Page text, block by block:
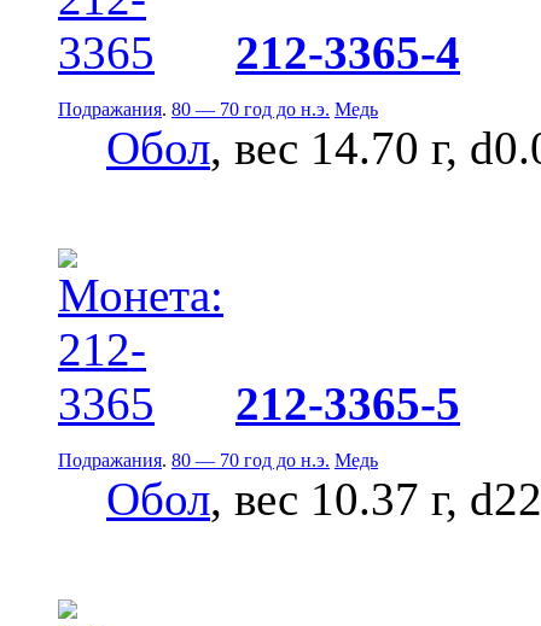
212-3365-4
Подражания. 80 — 70 год до н.э. Медь
Обол, вес 14.70 г,
212-3365-5
Подражания. 80 — 70 год до н.э. Медь
Обол, вес 10.37 г,